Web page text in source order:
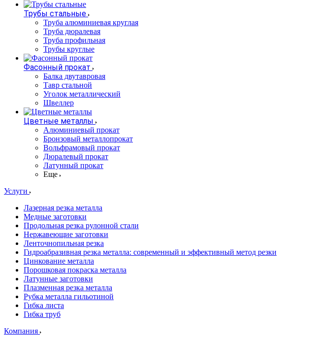
Трубы стальные
Труба алюминиевая круглая
Труба дюралевая
Труба профильная
Трубы круглые
Фасонный прокат
Балка двутавровая
Тавр стальной
Уголок металлический
Швеллер
Цветные металлы
Алюминиевый прокат
Бронзовый металлопрокат
Вольфрамовый прокат
Дюралевый прокат
Латунный прокат
Еще
Услуги
Лазерная резка металла
Медные заготовки
Продольная резка рулонной стали
Нержавеющие заготовки
Ленточнопильная резка
Гидроабразивная резка металла: современный и эффективный метод резки
Цинкование металла
Порошковая покраска металла
Латунные заготовки
Плазменная резка металла
Рубка металла гильотиной
Гибка листа
Гибка труб
Компания